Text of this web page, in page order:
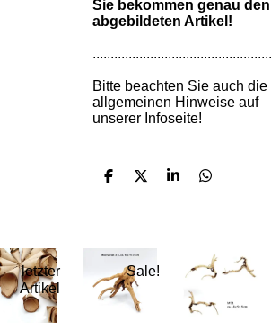
Sie bekommen genau den
abgebildeten Artikel!
Bitte beachten Sie auch die
allgemeinen Hinweise auf
unserer Infoseite!
T
n
T
n
T
T
letzter
Artikel
Sale!